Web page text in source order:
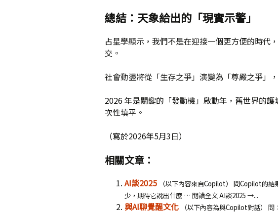
總結：天象給出的「現實示警」
占星學顯示，我們不是在迎接一個更方便的時代
交。
社會動盪將從「生存之爭」演變為「尊嚴之爭」
2026 年是關鍵的「發動機」啟動年，舊世界的
次性填平。
（寫於2026年5月3日）
相關文章：
AI談2025
（以下內容來自Copilot） 問Copilot的
少，期待它說出什麼 … 閱讀全文 AI談2025 →...
與AI聊覺醒文化
（以下內容為與Copilot對話）